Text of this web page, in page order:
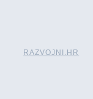
RAZVOJNI.HR